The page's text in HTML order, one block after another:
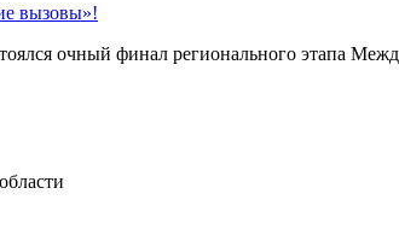
вызовы»!
очный финал регионального этапа